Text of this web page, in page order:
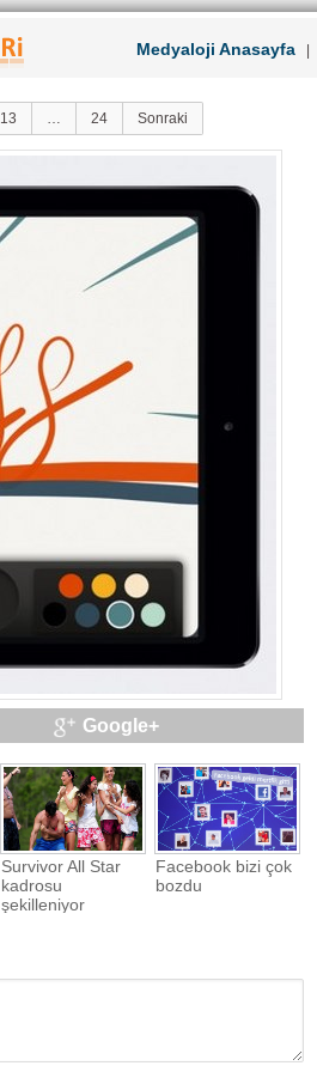
Medyaloji Anasayfa|
13 … 24 Sonraki
Google+
Survivor All Star
kadrosu
şekilleniyor
Facebook bizi çok
bozdu